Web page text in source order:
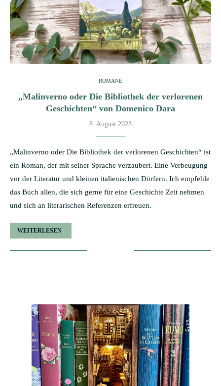
ROMANE
„Malinverno oder Die Bibliothek der verlorenen
Geschichten“ von Domenico Dara
8. August 2023
„Malinverno oder Die Bibliothek der verlorenen Geschichten“ ist
ein Roman, der mit seiner Sprache verzaubert. Eine Verbeugung
vor der Literatur und kleinen italienischen Dörfern. Ich empfehle
das Buch allen, die sich gerne für eine Geschichte Zeit nehmen
und sich an literarischen Referenzen erfreuen.
WEITERLESEN